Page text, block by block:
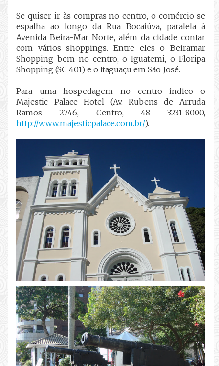
Se quiser ir às compras no centro, o comércio se
espalha ao longo da Rua Bocaiúva, paralela à
Avenida Beira-Mar Norte, além da cidade contar
com vários shoppings. Entre eles o Beiramar
Shopping bem no centro, o Iguatemi, o Floripa
Shopping (SC 401) e o Itaguaçu em São José.
Para uma hospedagem no centro indico o
Majestic Palace Hotel (Av. Rubens de Arruda
Ramos 2746, Centro, 48 3231-8000,
http://www.majesticpalace.com.br/).